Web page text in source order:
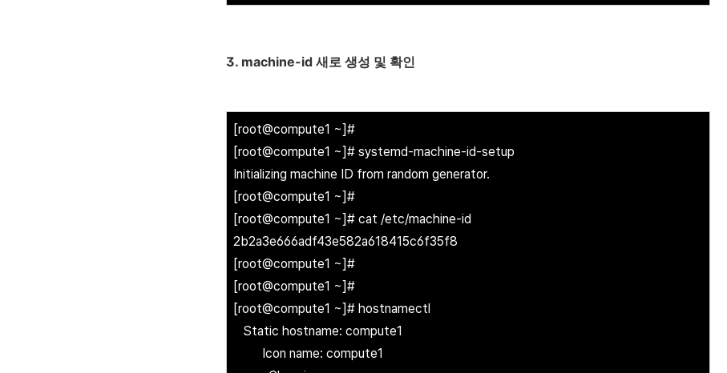
3. machine-id 새로 생성 및 확인
[root@compute1 ~]#
[root@compute1 ~]# systemd-machine-id-setup
Initializing machine ID from random generator.
[root@compute1 ~]#
[root@compute1 ~]# cat /etc/machine-id
2b2a3e666adf43e582a618415c6f35f8
[root@compute1 ~]#
[root@compute1 ~]#
[root@compute1 ~]# hostnamectl
Static hostname: compute1
Icon name: compute1